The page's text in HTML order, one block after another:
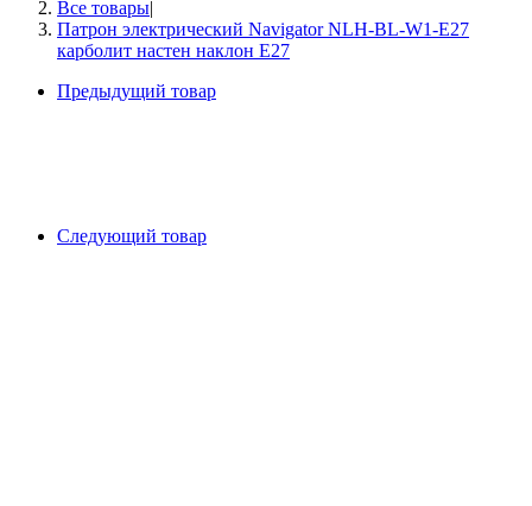
Все товары|
Патрон электрический Navigator NLH-BL-W1-E27
карболит настен наклон Е27
Предыдущий товар
Следующий товар